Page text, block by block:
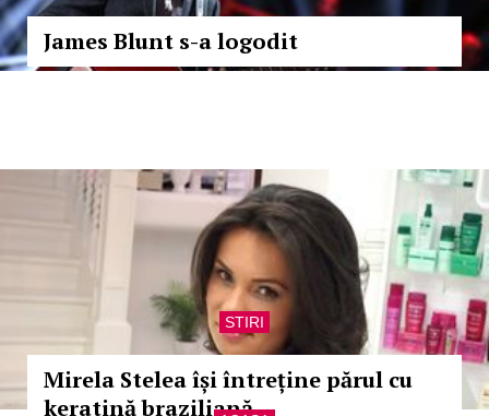
James Blunt s-a logodit
STIRI
Mirela Stelea își întreține părul cu
keratină braziliană